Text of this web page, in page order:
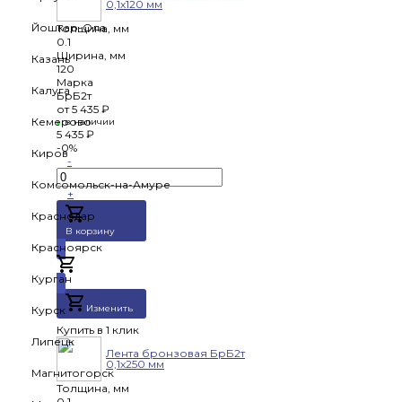
Йошкар-Ола
Казань
Калуга
Кемерово
Киров
Комсомольск-на-Амуре
Краснодар
Красноярск
Курган
Курск
Липецк
Магнитогорск
0,1х120 мм
Толщина, мм
0.1
Ширина, мм
120
Марка
БрБ2т
от 5 435 ₽
в наличии
5 435 ₽
-0%
-
+
В корзину
Изменить
Купить в 1 клик
Лента бронзовая БрБ2т
0,1х250 мм
Толщина, мм